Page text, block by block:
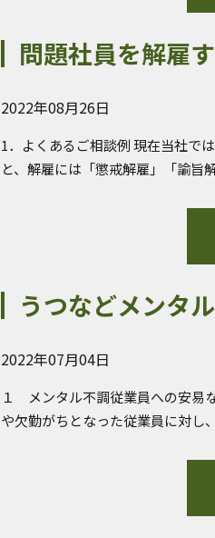
問題社員を解雇
2022年08月26日
1．よくあるご相談例 現在当社で
と、解雇には「懲戒解雇」「諭旨
うつなどメンタ
2022年07月04日
１ メンタル不調従業員への安易
や欠勤がちとなった従業員に対し